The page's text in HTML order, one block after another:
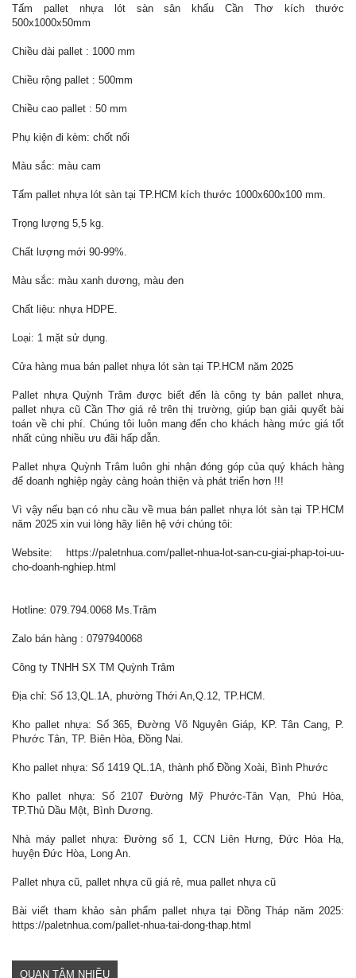
Tấm pallet nhựa lót sàn sân khấu Cần Thơ kích thước
500x1000x50mm
Chiều dài pallet : 1000 mm
Chiều rộng pallet : 500mm
Chiều cao pallet : 50 mm
Phụ kiện đi kèm: chốt nối
Màu sắc: màu cam
Tấm pallet nhựa lót sàn tại TP.HCM kích thước 1000x600x100 mm.
Trọng lượng 5,5 kg.
Chất lượng mới 90-99%.
Màu sắc: màu xanh dương, màu đen
Chất liệu: nhựa HDPE.
Loại: 1 mặt sử dụng.
Cửa hàng mua bán pallet nhựa lót sàn tại TP.HCM năm 2025
Pallet nhựa Quỳnh Trâm được biết đến là công ty bán pallet nhựa,
pallet nhựa cũ Cần Thơ giá rẻ trên thị trường, giúp bạn giải quyết bài
toán về chi phí. Chúng tôi luôn mang đến cho khách hàng mức giá tốt
nhất cùng nhiều ưu đãi hấp dẫn.
Pallet nhựa Quỳnh Trâm luôn ghi nhận đóng góp của quý khách hàng
để doanh nghiệp ngày càng hoàn thiện và phát triển hơn !!!
Vì vậy nếu bạn có nhu cầu về mua bán pallet nhựa lót sàn tại TP.HCM
năm 2025 xin vui lòng hãy liên hệ với chúng tôi:
Website:
https://paletnhua.com/pallet-nhua-lot-san-cu-giai-phap-toi-uu-
cho-doanh-nghiep.html
Hotline: 079.794.0068 Ms.Trâm
Zalo bán hàng : 0797940068
Công ty TNHH SX TM Quỳnh Trâm
Địa chỉ: Số 13,QL.1A, phường Thới An,Q.12, TP.HCM.
Kho pallet nhựa: Số 365, Đường Võ Nguyên Giáp, KP. Tân Cang, P.
Phước Tân, TP. Biên Hòa, Đồng Nai.
Kho pallet nhựa: Số 1419 QL.1A, thành phố Đồng Xoài, Bình Phước
Kho pallet nhựa: Số 2107 Đường Mỹ Phước-Tân Vạn, Phú Hòa,
TP.Thủ Dầu Một, Bình Dương.
Nhà máy pallet nhựa: Đường số 1, CCN Liên Hưng, Đức Hòa Hạ,
huyện Đức Hòa, Long An.
Pallet nhựa cũ, pallet nhựa cũ giá rẻ, mua pallet nhựa cũ
Bài viết tham khảo sản phẩm pallet nhựa tại Đồng Tháp năm 2025:
https://paletnhua.com/pallet-nhua-tai-dong-thap.html
QUAN TÂM NHIỀU